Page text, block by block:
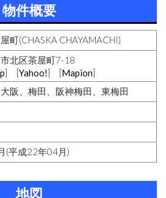
物件概要
町(CHASKA CHAYAMACHI)
北区茶屋町7-18
] [Yahoo!] [Mapion]
阪、梅田、阪神梅田、東梅田
(平成22年04月)
地図